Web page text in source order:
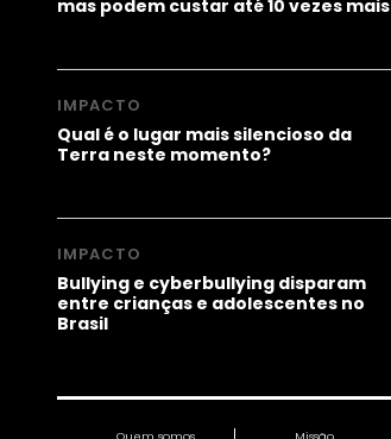
mas podem custar até 10 vezes mais
IMPACTO
Qual é o lugar mais silencioso da
Terra neste momento?
IMPACTO
Bullying e cyberbullying disparam
entre crianças e adolescentes no
Brasil